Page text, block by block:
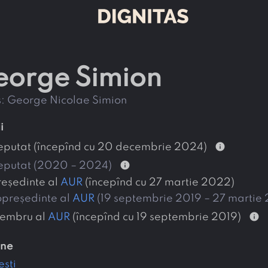
Simion
George Nicolae Simion
(începînd cu 20 decembrie 2024)
info
(2020 – 2024)
info
al AUR (începînd cu 27 martie 2022)
al AUR (19 septembrie 2019 – 27 martie
al AUR (începînd cu 19 septembrie 2019) info